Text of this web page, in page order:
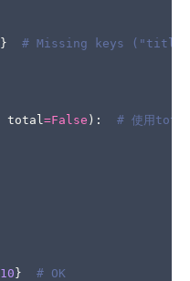
} # Missing keys
total=False ):
# 使用
10 }
# OK